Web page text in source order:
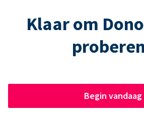
Klaar om
Begin vandaag